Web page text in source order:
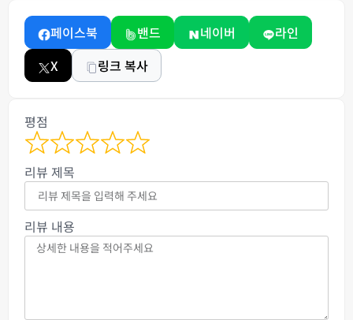
페이스북 밴드 네이버
라인
X
링크 복사
평점
리뷰 제목
리뷰 내용